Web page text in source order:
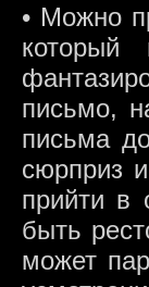
• Можно
письмо,
письма
сюрприз
прийти в
быть
может